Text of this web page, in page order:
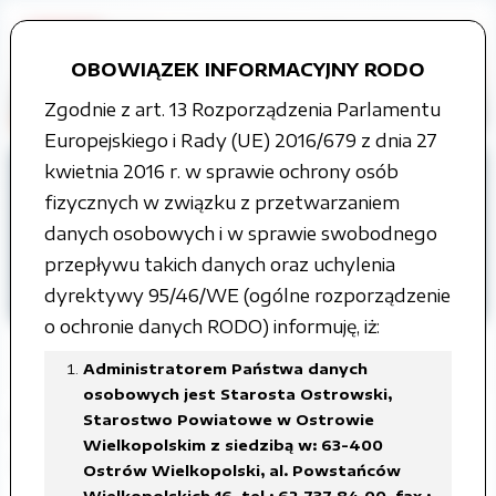
OBOWIĄZEK INFORMACYJNY RODO
Zgodnie z art. 13 Rozporządzenia Parlamentu
Europejskiego i Rady (UE) 2016/679 z dnia 27
kwietnia 2016 r. w sprawie ochrony osób
fizycznych w związku z przetwarzaniem
danych osobowych i w sprawie swobodnego
przepływu takich danych oraz uchylenia
dyrektywy 95/46/WE (ogólne rozporządzenie
o ochronie danych RODO) informuję, iż:
Administratorem Państwa danych
osobowych jest Starosta Ostrowski,
Starostwo Powiatowe w Ostrowie
Wielkopolskim z siedzibą w: 63-400
Ostrów Wielkopolski, al. Powstańców
Strona główna
Organy władzy publicznej
Zarząd Powiatu
Protokoły z posiedzenia Zarządu
VI kadencja
Posiedzenie Zarządu w dniu 17
stycznia 2024 roku